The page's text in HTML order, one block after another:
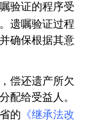
验证的程序受
遗嘱验证过程
确保根据其意
偿还遗产所欠
配给受益人。
的 《继承法改